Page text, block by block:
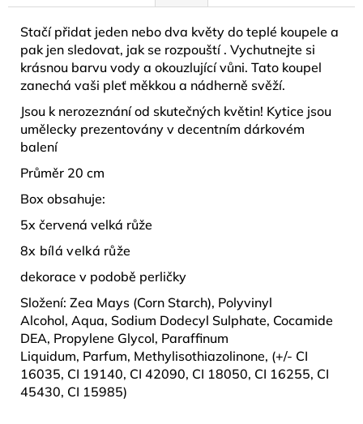
Stačí přidat jeden nebo dva květy do teplé koupele a
pak jen sledovat, jak se rozpouští . Vychutnejte si
krásnou barvu vody a okouzlující vůni. Tato koupel
zanechá vaši pleť měkkou a nádherně svěží.
Jsou k nerozeznání od skutečných květin! Kytice jsou
umělecky prezentovány v decentním dárkovém
balení
Průměr 20 cm
Box obsahuje:
5x červená velká růže
8x bílá velká růže
dekorace v podobě perličky
Složení: Zea Mays (Corn Starch), Polyvinyl
Alcohol, Aqua, Sodium Dodecyl Sulphate, Cocamide
DEA, Propylene Glycol, Paraffinum
Liquidum, Parfum, Methylisothiazolinone, (+/- CI
16035, CI 19140, CI 42090, CI 18050, CI 16255, CI
45430, CI 15985)